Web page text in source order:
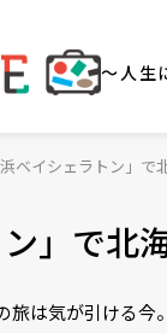
～人生
浜ベイシェラトン」
ン」で
旅は気が引ける